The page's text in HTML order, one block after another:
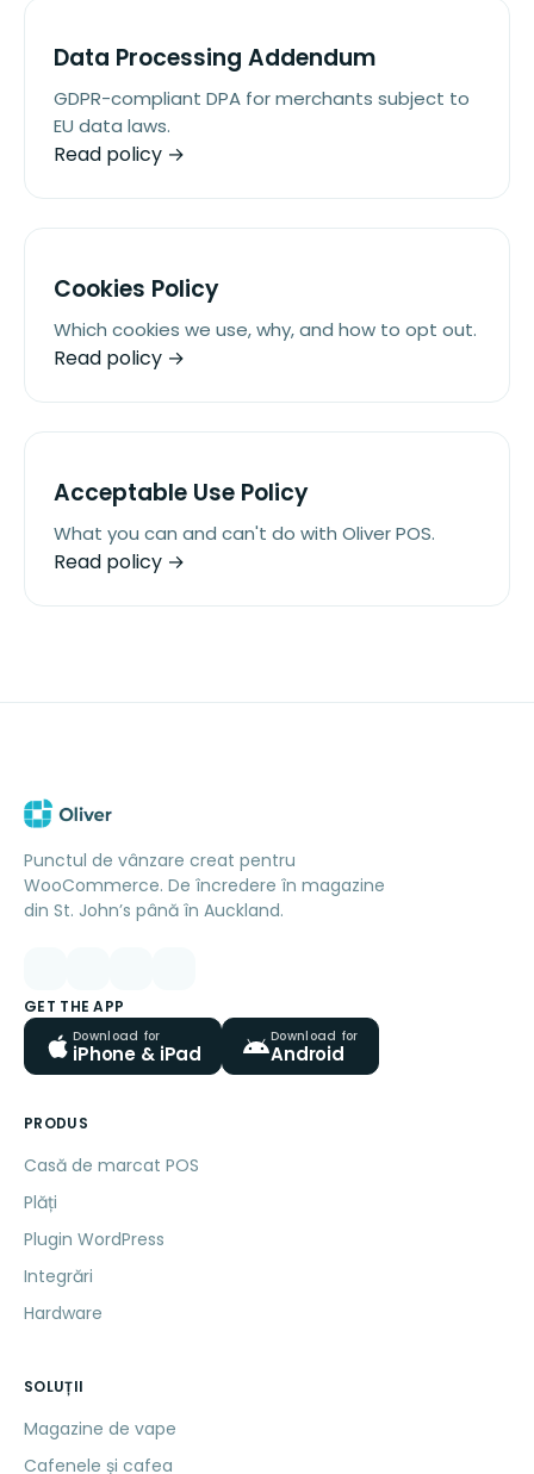
Data Processing Addendum
GDPR-compliant DPA for merchants subject to
EU data laws.
Read policy →
Cookies Policy
Which cookies we use, why, and how to opt out.
Read policy →
Acceptable Use Policy
What you can and can't do with Oliver POS.
Read policy →
Punctul de vânzare creat pentru
WooCommerce. De încredere în magazine
din St. John’s până în Auckland.
GET THE APP
Download for
iPhone & iPad
Download for
Android
PRODUS
Casă de marcat POS
Plăți
Plugin WordPress
Integrări
Hardware
SOLUȚII
Magazine de vape
Cafenele și cafea